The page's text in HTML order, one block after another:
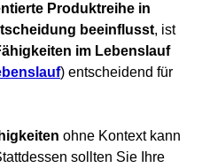
Produktreihe in
beeinflusst, ist
im Lebenslauf
) entscheidend für
ohne Kontext kann
sollten Sie Ihre